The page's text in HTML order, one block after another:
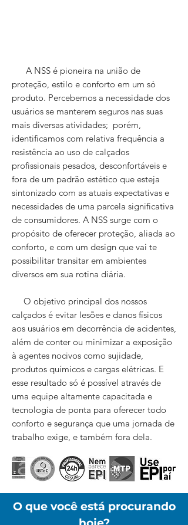
A NSS é pioneira na união de
proteção, estilo e conforto em um só
produto. Percebemos a necessidade dos
usuários se manterem seguros nas suas
mais diversas atividades; porém,
identificamos com relativa frequência a
resistência ao uso de calçados
profissionais pesados, desconfortáveis e
fora de um padrão estético que esteja
sintonizado com as atuais expectativas e
necessidades de uma parcela significativa
de consumidores. A NSS surge com o
propósito de oferecer proteção, aliada ao
conforto, e com um design que vai te
possibilitar transitar em ambientes
diversos em sua rotina diária.
O objetivo principal dos nossos
calçados é evitar lesões e danos físicos
aos usuários em decorrência de acidentes,
além de conter ou minimizar a exposição
à agentes nocivos como sujidade,
produtos químicos e cargas elétricas. E
esse resultado só é possível através de
uma equipe altamente capacitada e
tecnologia de ponta para oferecer todo
conforto e segurança que uma jornada de
trabalho exige, e também fora dela.
O que você está procurando